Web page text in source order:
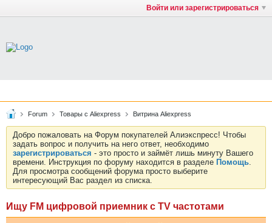
Войти или зарегистрироваться
Forum Товары с Aliexpress Витрина Aliexpress
Добро пожаловать на Форум покупателей Алиэкспресс! Чтобы
задать вопрос и получить на него ответ, необходимо
зарегистрироваться - это просто и займёт лишь минуту Вашего
времени. Инструкция по форуму находится в разделе Помощь.
Для просмотра сообщений форума просто выберите
интересующий Вас раздел из списка.
Ищу FM цифровой приемник с TV частотами